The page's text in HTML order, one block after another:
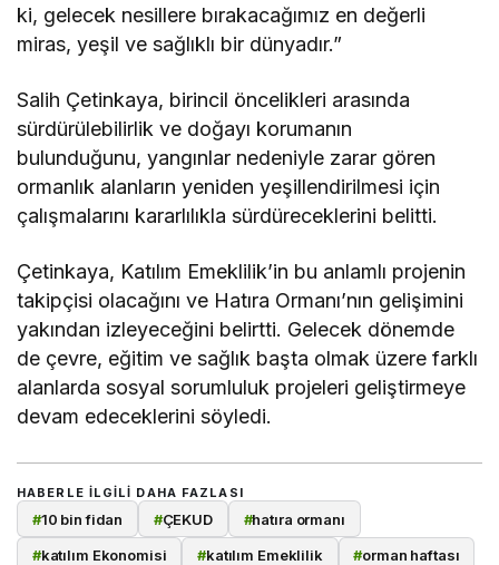
ki, gelecek nesillere bırakacağımız en değerli
miras, yeşil ve sağlıklı bir dünyadır.”
Salih Çetinkaya, birincil öncelikleri arasında
sürdürülebilirlik ve doğayı korumanın
bulunduğunu, yangınlar nedeniyle zarar gören
ormanlık alanların yeniden yeşillendirilmesi için
çalışmalarını kararlılıkla sürdüreceklerini belitti.
Çetinkaya, Katılım Emeklilik’in bu anlamlı projenin
takipçisi olacağını ve Hatıra Ormanı’nın gelişimini
yakından izleyeceğini belirtti. Gelecek dönemde
de çevre, eğitim ve sağlık başta olmak üzere farklı
alanlarda sosyal sorumluluk projeleri geliştirmeye
devam edeceklerini söyledi.
HABERLE ILGILI DAHA FAZLASI
#10 bin fidan #ÇEKUD #hatıra ormanı
#katılım Ekonomisi #katılım Emeklilik #orman haftası